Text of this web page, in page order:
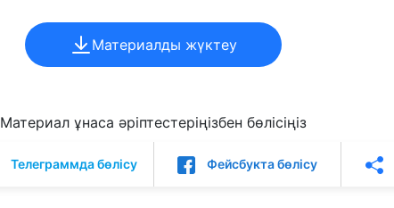
Материалды жүктеу
Материал ұнаса әріптестеріңізбен бөлісіңіз
Телеграммда бөлісу Фейсбукта бөлісу